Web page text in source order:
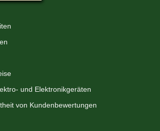
und Elektronikgeräten
von Kundenbewertungen